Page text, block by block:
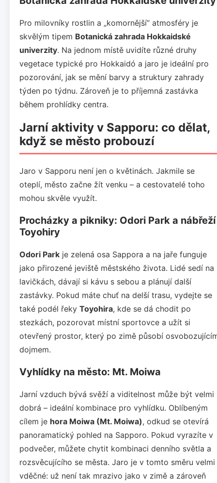
Pro milovníky rostlin a „komornější“ atmosféry je
skvělým tipem Botanická zahrada Hokkaidské
univerzity. Na jednom místě uvidíte různé druhy
vegetace typické pro Hokkaidó a jaro je ideální pro
pozorování, jak se mění barvy a struktury zahrady
týden po týdnu. Zároveň je to příjemná zastávka
během prohlídky centra.
Jarní aktivity v Sapporu: co dělat,
když se město probouzí
Jaro v Sapporu není jen o květinách. Jakmile se
oteplí, město začne žít venku – a cestovatelé toho
mohou skvěle využít.
Procházky a pikniky: Odori Park a nábřeží
Toyohiry
Odori Park je zelená osa Sappora a na jaře funguje
jako přirozené jeviště městského života. Lidé sedí na
lavičkách, dávají si kávu s sebou a plánují další
zastávky. Pokud máte chuť na delší trasu, vydejte se
také podél řeky Toyohira, kde se dá chodit po
stezkách, pozorovat místní sportovce a užít si
otevřený prostor, který po zimě působí
dojmem.
Vyhlídky na město: Mt. Moiwa
Jarní vzduch bývá svěží a viditelnost může být velmi
dobrá – ideální kombinace pro vyhlídku. Oblíbeným
cílem je hora Moiwa (Mt. Moiwa), odkud se otevírá
panoramatický pohled na Sapporo. Pokud vyrazíte v
podvečer, můžete chytit kombinaci denního světla a
rozsvěcujícího se města. Jaro je v tomto směru velmi
vděčné: už není tak mrazivo jako v zimě a zároveň